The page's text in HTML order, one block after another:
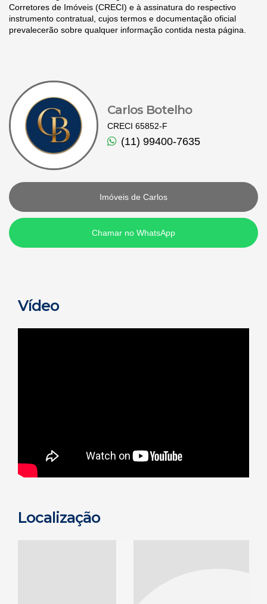
Corretores de Imóveis (CRECI) e à assinatura do respectivo
instrumento contratual, cujos termos e documentação oficial
prevalecerão sobre qualquer informação contida nesta página.
Carlos Botelho
CRECI 65852-F
(11) 99400-7635
Imóveis de Carlos
Chamar no WhatsApp
Vídeo
Localização